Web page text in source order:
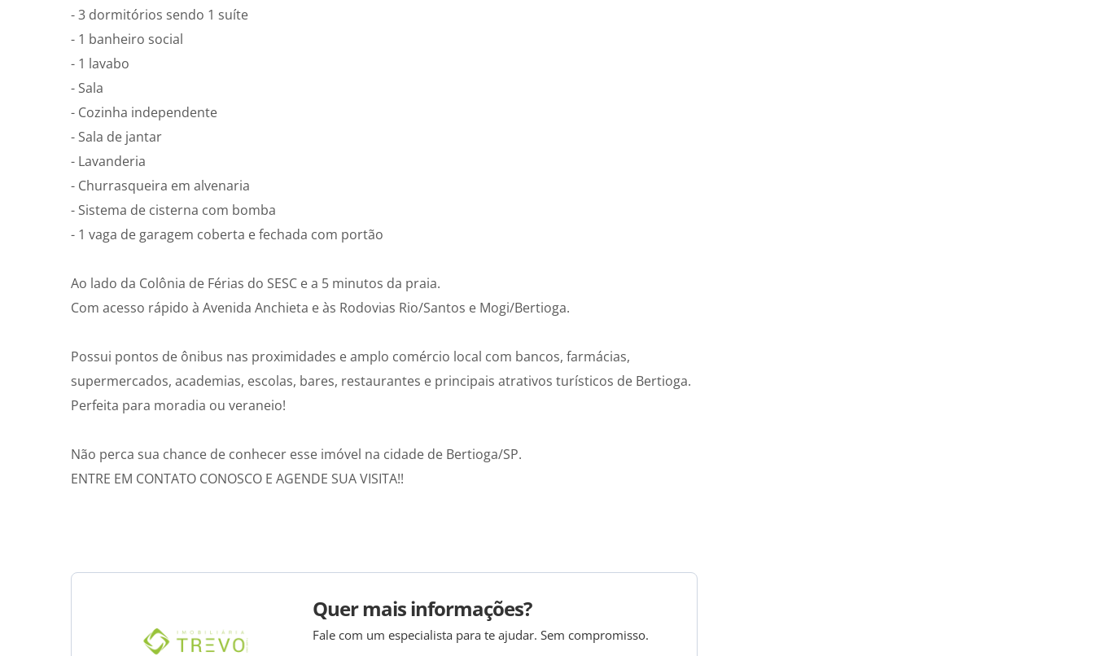
- 3 dormitórios sendo 1 suíte
- 1 banheiro social
- 1 lavabo
- Sala
- Cozinha independente
- Sala de jantar
- Lavanderia
- Churrasqueira em alvenaria
- Sistema de cisterna com bomba
- 1 vaga de garagem coberta e fechada com portão
Ao lado da Colônia de Férias do SESC e a 5 minutos da praia.
Com acesso rápido à Avenida Anchieta e às Rodovias Rio/Santos e Mogi/Bertioga.
Possui pontos de ônibus nas proximidades e amplo comércio local com bancos, farmácias,
supermercados, academias, escolas, bares, restaurantes e principais atrativos turísticos de Bertioga.
Perfeita para moradia ou veraneio!
Não perca sua chance de conhecer esse imóvel na cidade de Bertioga/SP.
ENTRE EM CONTATO CONOSCO E AGENDE SUA VISITA!!
Quer mais informações?
Fale com um especialista para te ajudar. Sem compromisso.